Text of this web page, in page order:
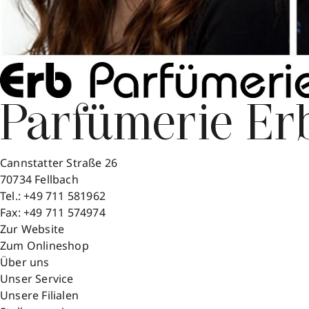
Parfümerie
Cannstatter Straße 26
70734 Fellbach
Tel.:+49 711 581962
Fax: +49 711 574974
Zur Website
Zum Onlineshop
Über uns
Unser Service
Unsere Filialen